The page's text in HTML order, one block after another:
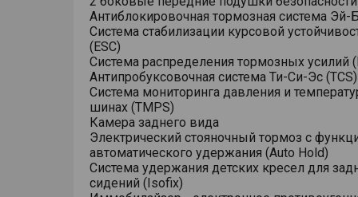
Антиблокировочная тормозная система Эй-
Система стабилизации курсовой
(ESC)
Система распределения тормозных усилий
Антипробуксовочная система Ти-Си-Эс (TCS)
Система мониторинга давления и
шинах (TMPS)
Камера заднего вида
Электрический стояночный тормоз с
автоматического удержания (Auto Hold)
Система удержания детских кресел для
сидений (Isofix)